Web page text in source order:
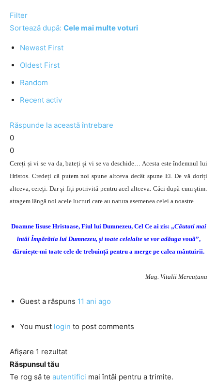
Filter
Sortează după: Cele mai multe voturi
Newest First
Oldest First
Random
Recent activ
Răspunde la această întrebare
0
0
Cereți și vi se va da, bateți și vi se va deschide… Acesta este îndemnul lui
Hristos. Credeți că putem noi spune altceva decât spune El. De vă doriți
altceva, cereți. Dar și fiți potrivită pentru acel altceva. Căci după cum știm:
atragem lângă noi acele lucruri care au natura asemenea celei a noastre.
Doamne Iisuse Hristoase, Fiul lui Dumnezeu, Cel Ce ai zis: „Căutati mai
întâi Împărătia lui Dumnezeu, și toate celelalte se vor adăuga vouă”,
dăruiește-mi toate cele de trebuință pentru a merge pe calea mântuirii.
Mag. Vitalii Mereuțanu
Guest a răspuns 11 ani ago
You must login to post comments
Afișare 1 rezultat
Răspunsul tău
Te rog să te autentifici mai întâi pentru a trimite.